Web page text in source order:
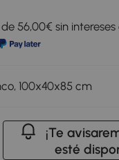
56,00€ sin intereses
100x40x85 cm
¡Te
esté